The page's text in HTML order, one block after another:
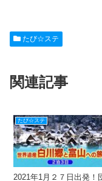
c
e
o
k
たび☆ステ
関連記事
たび☆ステ
2021年1月２７日出発！